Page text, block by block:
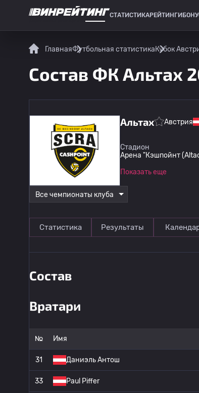
СТАТИСТИКАРЕЙТИНГИ
ГлавнаяФутбольная статистикаКубок
Состав ФК Альтах
Альтах Австрия
Стадион
Арена "Кэшпойнт
Показать еще
Все чемпионаты клуба
Статистика Результаты
Состав
Вратари
№ Имя
31 Даниэль Антош
33 Paul Piffer